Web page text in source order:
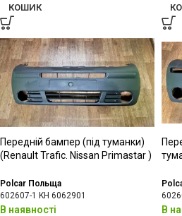
КОШИК
Передній бампер (під туманки)
(Renault Trafic. Nissan Primastar )
Polcar Польща
602607-1 KH 6062901
В наявності В